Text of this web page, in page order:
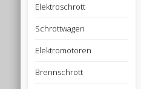
Elektroschrott
Schrottwagen
Elektromotoren
Brennschrott